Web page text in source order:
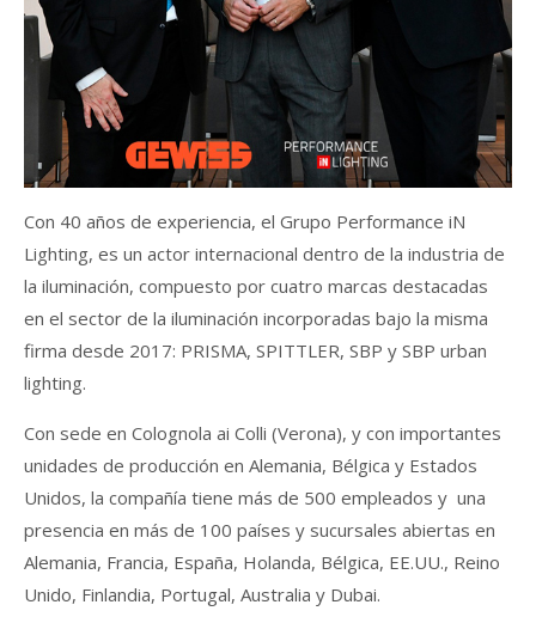
Con 40 años de experiencia, el Grupo Performance iN
Lighting, es un actor internacional dentro de la industria de
la iluminación, compuesto por cuatro marcas destacadas
en el sector de la iluminación incorporadas bajo la misma
firma desde 2017: PRISMA, SPITTLER, SBP y SBP urban
lighting.
Con sede en Colognola ai Colli (Verona), y con importantes
unidades de producción en Alemania, Bélgica y Estados
Unidos, la compañía tiene más de 500 empleados y una
presencia en más de 100 países y sucursales abiertas en
Alemania, Francia, España, Holanda, Bélgica, EE.UU., Reino
Unido, Finlandia, Portugal, Australia y Dubai.